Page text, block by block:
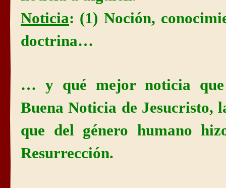
Noticia: (1) Noción,
doctrina…
… y qué mejor noticia que
Buena Noticia de Jesucristo,
que del género humano
Resurrección.